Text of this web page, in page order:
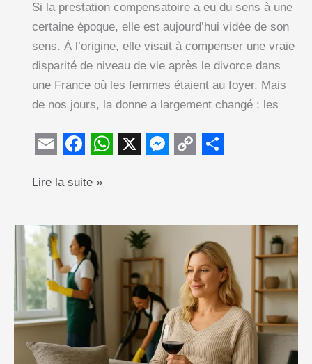
Si la prestation compensatoire a eu du sens à une
certaine époque, elle est aujourd’hui vidée de son
sens. À l’origine, elle visait à compenser une vraie
disparité de niveau de vie après le divorce dans
une France où les femmes étaient au foyer. Mais
de nos jours, la donne a largement changé : les
m
i
l
a
e
b
o
o
k
h
t
s
A
p
p
s
e
n
g
e
r
y
L
n
k
r
e
Prestation
la
facture
cachée
du
mariage
comment
Lire la suite »